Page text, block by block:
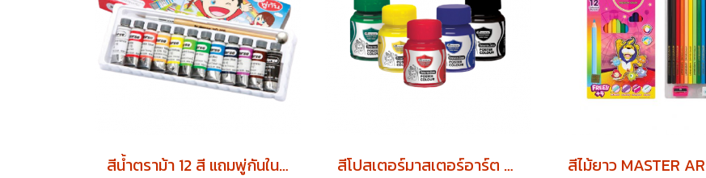
สีน้ำตราม้า 12 สี แถมพู่กันในกล่อง (1โหล) สีโปสเตอร์มาสเตอร์อาร์ต 20 cc (1โหล)